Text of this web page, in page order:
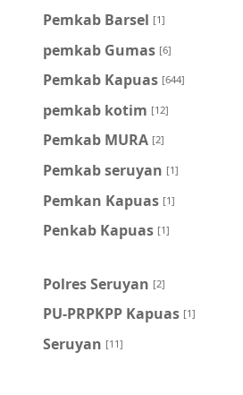
Pemkab Barsel [1]
pemkab Gumas [6]
Pemkab Kapuas [644]
pemkab kotim [12]
Pemkab MURA [2]
Pemkab seruyan [1]
Pemkan Kapuas [1]
Penkab Kapuas [1]
Polres Seruyan [2]
PU-PRPKPP Kapuas [1]
Seruyan [11]